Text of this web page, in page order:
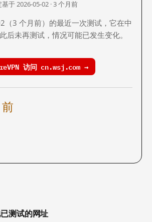
基于 2026-05-02 · 3 个月前
（3 个月前）的最近一次测试，它在中
后未再测试，情况可能已发生变化。
访问 cn.wsj.com →
测试的网址